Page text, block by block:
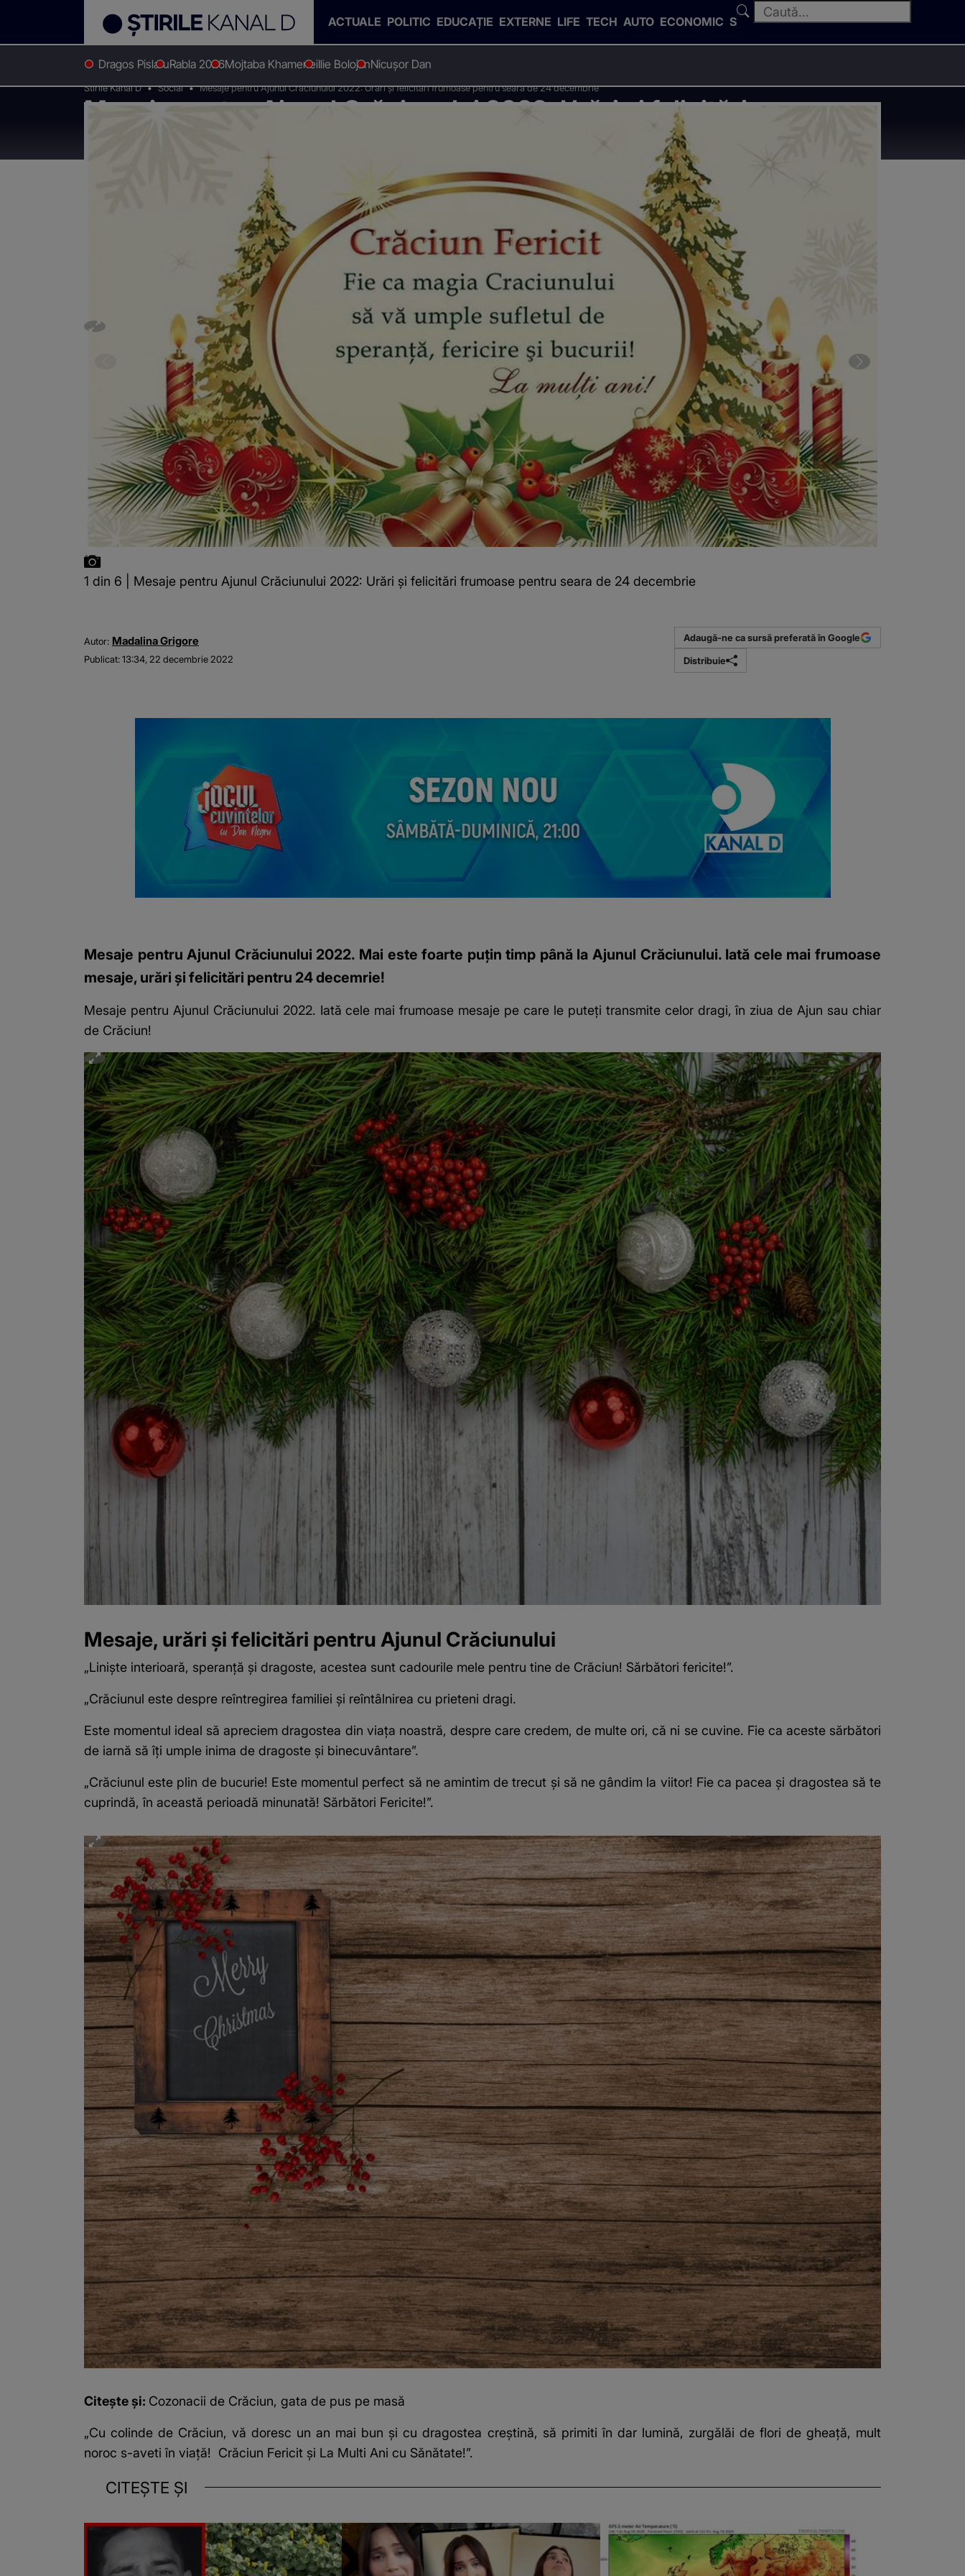
ACTUALE POLITIC EDUCAȚIE EXTERNE LIFE TECH AUTO ECONOMIC SPORT
Dragos PislaruRabla 2026Mojtaba KhameneiIlie BolojanNicușor Dan
Stirile Kanal D Social Mesaje pentru Ajunul Crăciunului 2022: Urări și felicitări frumoase pentru seara de 24 decembrie
Mesaje pentru Ajunul Crăciunului 2022: Urări și felicitări
1 din 6 | Mesaje pentru Ajunul Crăciunului 2022: Urări și felicitări frumoase pentru seara de 24 decembrie
Autor: Madalina Grigore
Publicat:13:34, 22 decembrie 2022
Adaugă-ne ca sursă preferată în Google
Distribuie
Mesaje pentru Ajunul Crăciunului 2022. Mai este foarte puțin timp până la Ajunul Crăciunului. Iată cele mai frumoase
mesaje, urări și felicitări pentru 24 decemrie!
Mesaje pentru Ajunul Crăciunului 2022. Iatăcele mai frumoase mesaje pe care le puteți transmite celor dragi, în ziua de Ajun sau chiar
de Crăciun!
Mesaje, urări și felicitări pentru Ajunul Crăciunului
„Liniște interioară, speranță și dragoste, acestea sunt cadourile mele pentru tine de Crăciun! Sărbători fericite!”.
„Crăciunul este despre reîntregirea familiei și reîntâlnirea cu prieteni dragi.
Este momentul ideal să apreciem dragostea din viața noastră, despre care credem, de multe ori, că ni se cuvine. Fie ca aceste sărbători
de iarnă să îți umple inima de dragoste și binecuvântare”.
„Crăciunul este plin de bucurie! Este momentul perfect să ne amintim de trecut și să ne gândim la viitor! Fie ca pacea și dragostea să te
cuprindă, în această perioadă minunată! Sărbători Fericite!”.
Citește și: Cozonacii de Crăciun, gata de pus pe masă
„Cu colinde de Crăciun, vă doresc un an mai bun şi cu dragostea creştină, să primiti în dar lumină, zurgălăi de flori de gheaţă, mult
noroc s-aveti în viaţă! Crăciun Fericit şi La Multi Ani cu Sănătate!”.
CITEȘTE ȘI